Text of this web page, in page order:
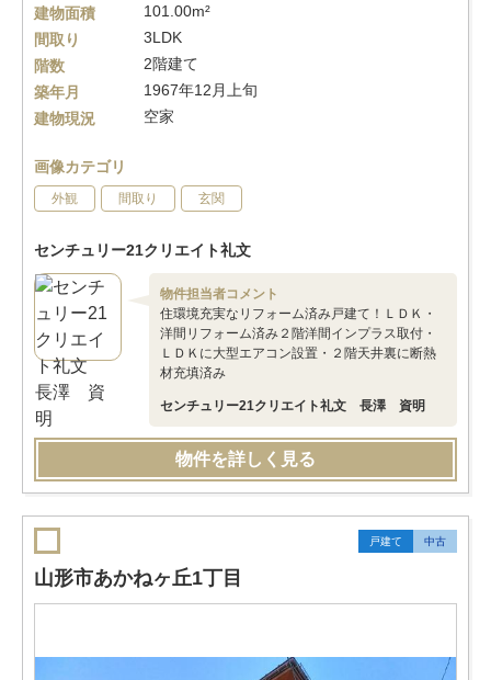
建物面積
101.00m²
間取り
3LDK
階数
2階建て
築年月
1967年12月上旬
建物現況
空家
画像カテゴリ
外観 間取り 玄関
センチュリー21クリエイト礼文
物件担当者コメント
住環境充実なリフォーム済み戸建て！ＬＤＫ・
洋間リフォーム済み２階洋間インプラス取付・
ＬＤＫに大型エアコン設置・２階天井裏に断熱
材充填済み
センチュリー21クリエイト礼文 長澤 資明
物件を詳しく見る
戸建て 中古
山形市あかねヶ丘1丁目